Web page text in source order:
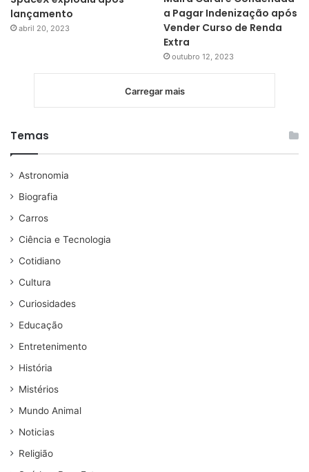
lançamento
abril 20, 2023
a Pagar Indenização após
Vender Curso de Renda
Extra
outubro 12, 2023
Carregar mais
Temas
Astronomia
Biografia
Carros
Ciência e Tecnologia
Cotidiano
Cultura
Curiosidades
Educação
Entretenimento
História
Mistérios
Mundo Animal
Noticias
Religião